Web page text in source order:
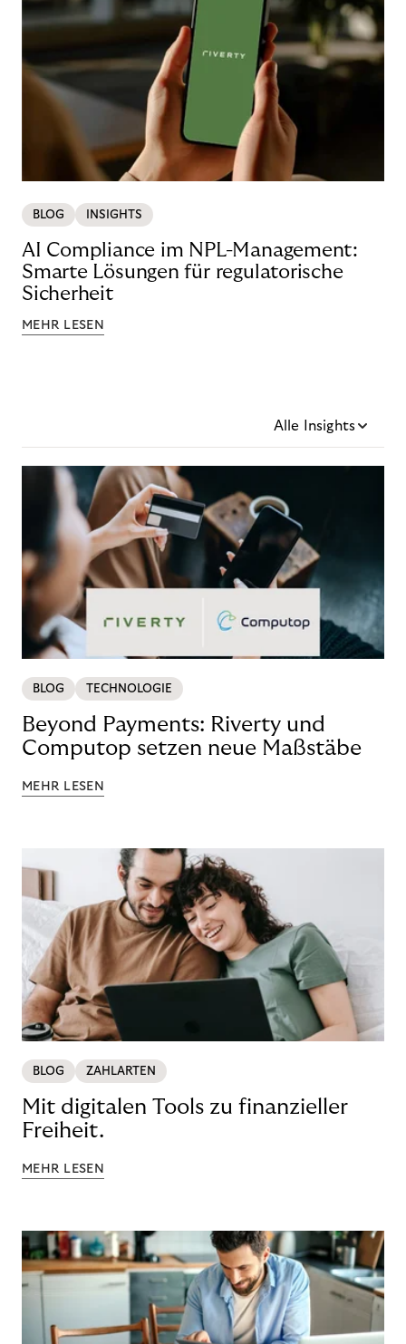
BLOG INSIGHTS
AI Compliance im NPL-Management:
Smarte Lösungen für regulatorische
Sicherheit
MEHR LESEN
Alle Insights
BLOG TECHNOLOGIE
Beyond Payments: Riverty und
Computop setzen neue Maßstäbe
MEHR LESEN
BLOG ZAHLARTEN
Mit digitalen Tools zu finanzieller
Freiheit.
MEHR LESEN